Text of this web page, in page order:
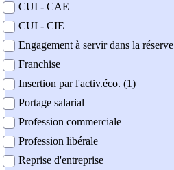
CUI - CAE
CUI - CIE
Engagement à servir dans la réserve
Franchise
Insertion par l'activ.éco. (1)
Portage salarial
Profession commerciale
Profession libérale
Reprise d'entreprise